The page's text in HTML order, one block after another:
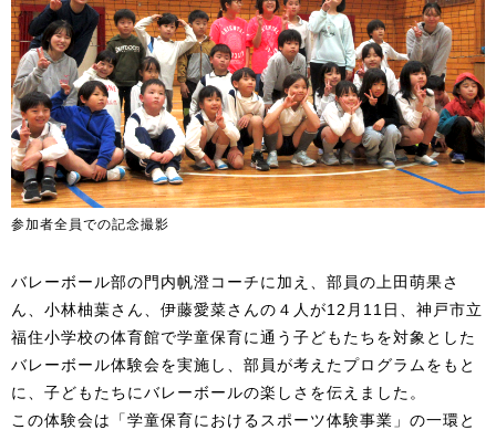
参加者全員での記念撮影
バレーボール部の門内帆澄コーチに加え、部員の上田萌果さ
ん、小林柚葉さん、伊藤愛菜さんの４人が12月11日、神戸市立
福住小学校の体育館で学童保育に通う子どもたちを対象とした
バレーボール体験会を実施し、部員が考えたプログラムをもと
に、子どもたちにバレーボールの楽しさを伝えました。
この体験会は「学童保育におけるスポーツ体験事業」の一環と